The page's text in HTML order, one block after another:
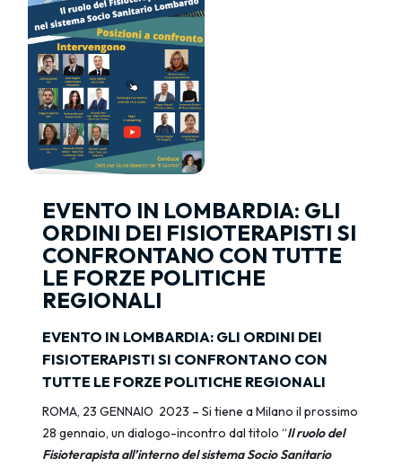
EVENTO IN LOMBARDIA: GLI
ORDINI DEI FISIOTERAPISTI SI
CONFRONTANO CON TUTTE
LE FORZE POLITICHE
REGIONALI
EVENTO IN LOMBARDIA: GLI ORDINI DEI
FISIOTERAPISTI SI CONFRONTANO CON
TUTTE LE FORZE POLITICHE REGIONALI
ROMA, 23 GENNAIO 2023 – Si tiene a Milano il prossimo
28 gennaio, un dialogo-incontro dal titolo “Il ruolo del
Fisioterapista all’interno del sistema Socio Sanitario